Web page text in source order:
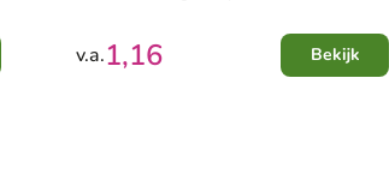
v.a.1,16 Bekijk